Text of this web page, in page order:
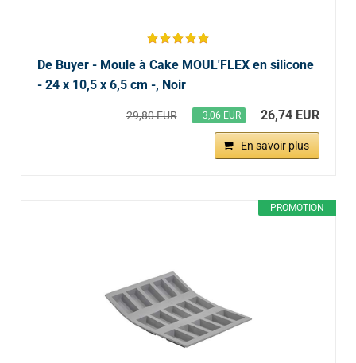
De Buyer - Moule à Cake MOUL'FLEX en silicone
- 24 x 10,5 x 6,5 cm -, Noir
29,80 EUR −3,06 EUR 26,74 EUR
En savoir plus
PROMOTION